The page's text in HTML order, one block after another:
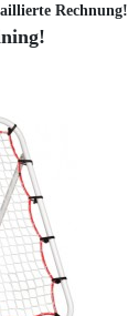
Rechnung!